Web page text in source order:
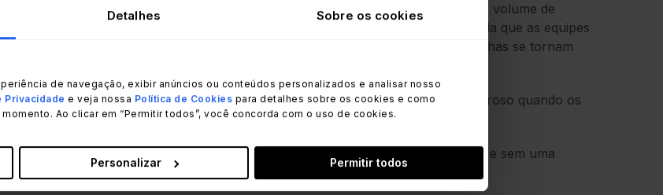
Detalhes Sobre os cookies
de navegação, exibir anúncios ou conteúdos personalizados e analisar nosso
Privacidade e veja nossa Política de Cookies para detalhes sobre os cookies e como
Ao clicar em “Permitir todos”, você concorda com o uso de cookies.
Personalizar Permitir todos
de implementar a Gestão de SaaS de forma automatizada fica evidente quando o volume de
digitais na empresa começa a comprometer o orçamento e a segurança. À medida que as equipes
para contratar ferramentas em nuvem, os processos manuais e as planilhas se tornam
para manter a governança.
precisa de uma plataforma deGerenciamento de SaaS e de um controle rigoroso quando os
começam a surgir no dia a dia:
com assinaturas de aplicativos em nuvem aumentam de forma descontrolada e sem uma